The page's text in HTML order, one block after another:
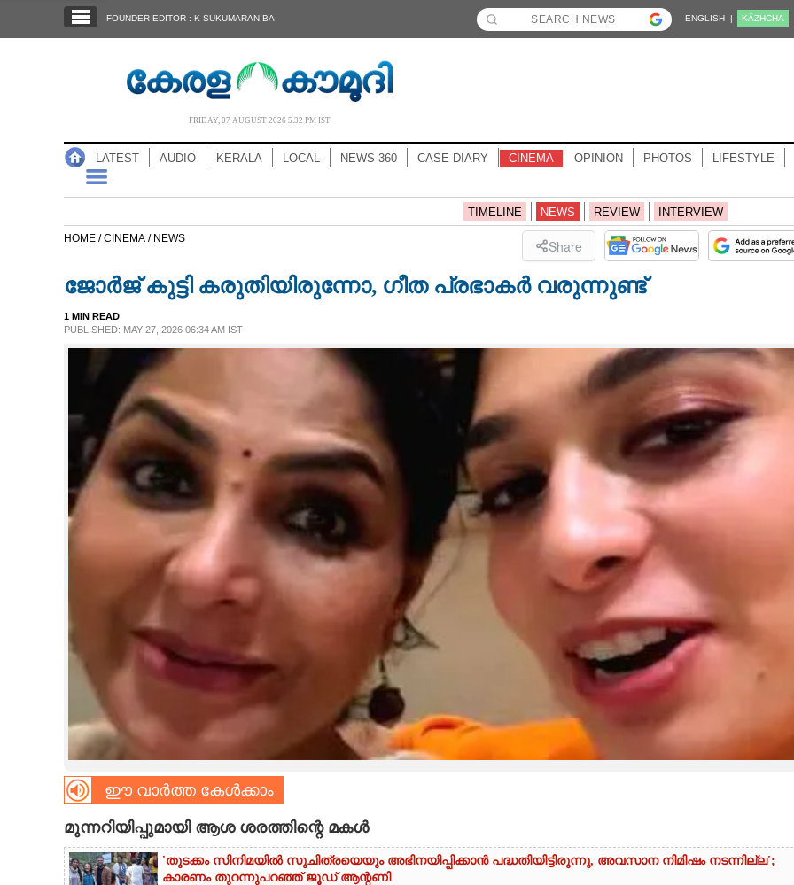
NOTIFIED NEWS
CARTOONS
LITERATURE
FOUNDER EDITOR : K SUKUMARAN BA ENGLISH | KĀZHCHA
FRIDAY, 07 AUGUST 2026 5.32 PM IST
LATEST AUDIO KERALA LOCAL NEWS 360 CASE DIARY CINEMA OPINION PHOTOS LIFESTYLE
TIMELINE NEWS REVIEW INTERVIEW
HOME /CINEMA / NEWS Share
ജോർജ് കുട്ടി കരുതിയിരുന്നോ, ഗീത പ്രഭാകർ വരുന്നുണ്ട്
1 MIN READ
PUBLISHED: MAY 27, 2026 06:34 AM IST
ഈ വാർത്ത കേൾക്കാം
മുന്നറിയിപ്പുമായി ആശ ശരത്തിന്റെ മകൾ
'തുടക്കം സിനിമയിൽ സുചിത്രയെയും അഭിനയിപ്പിക്കാൻ പദ്ധതിയിട്ടിരുന്നു,​ അവസാന നിമിഷം നടന്നില്ല';
കാരണം തുറന്നുപറഞ്ഞ് ജൂഡ് ആന്റണി